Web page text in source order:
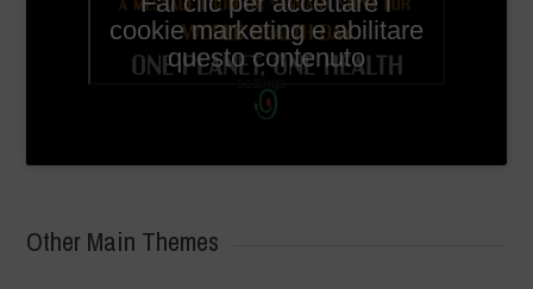
subtitles
available
in video
cookie marketing e abilitare
questo contenuto
Other Main Themes